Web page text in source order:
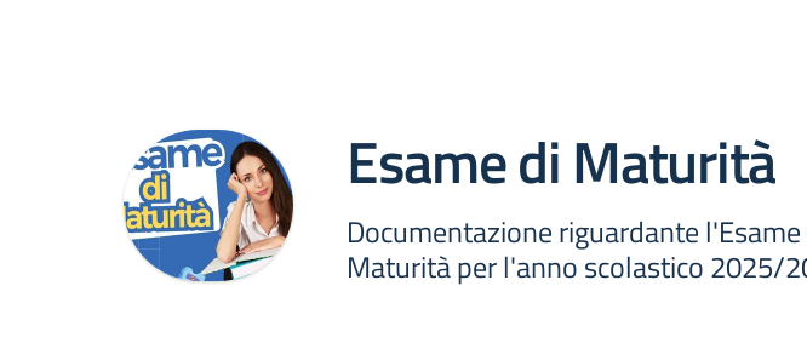
Esame di Maturità
Documentazione riguardante
Maturità per l'anno scolastico 2025/